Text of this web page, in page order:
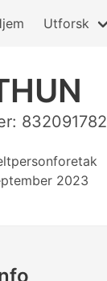
Utforsk
832091782
2023